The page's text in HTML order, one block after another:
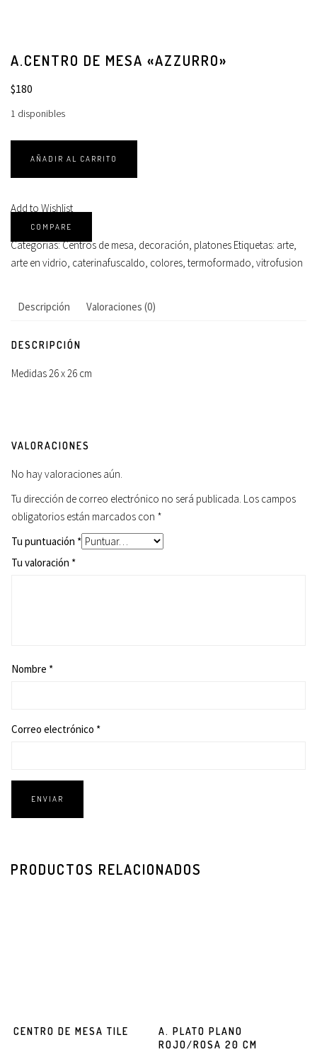
A.CENTRO DE MESA «AZZURRO»
$180
1 disponibles
AÑADIR AL CARRITO
Add to Wishlist
COMPARE
Categorías:Centros de mesa decoración platones Etiquetas: arte
arte en vidrio caterinafuscaldo colores termoformado vitrofusion
Descripción Valoraciones (0)
DESCRIPCIÓN
Medidas 26 x 26 cm
VALORACIONES
No hay valoraciones aún.
Tu dirección de correo electrónico no será publicada. Los campos
obligatorios están marcados con *
Tu puntuación *
Tu valoración *
Nombre *
Correo electrónico *
PRODUCTOS RELACIONADOS
CENTRO DE MESA TILE
A. PLATO PLANO
ROJO/ROSA 20 CM